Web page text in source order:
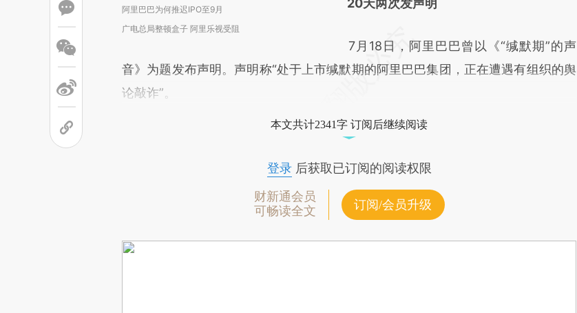
阿里巴巴为何推迟IPO至9月
广电总局整顿盒子 阿里乐视受阻
20天两次发声明
7月18日，阿里巴巴曾以《“缄默期”的声
音》为题发布声明。声明称“处于上市缄默期的阿里巴巴集团，正在遭遇有组织的舆
论敲诈”。
本文共计2341字 订阅后继续阅读
登录后获取已订阅的阅读权限
财新通会员
可畅读全文
订阅/会员升级